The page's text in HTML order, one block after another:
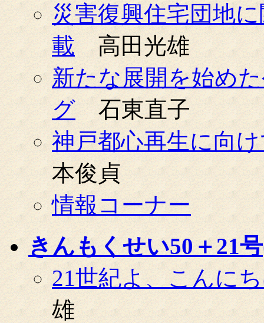
災害復興住宅団地
載高田光雄
新たな展開を始め
グ石東直子
神戸都心再生に向
本俊貞
情報コーナー
きんもくせい50＋21
21世紀よ、こんに
雄